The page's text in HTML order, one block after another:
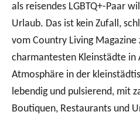
als reisendes LGBTQ+-Paar
Urlaub. Das ist kein Zufall,
vom Country Living Magazine
charmantesten Kleinstädte in
Atmosphäre in der
lebendig und pulsierend, mit
Boutiquen, Restaurants und